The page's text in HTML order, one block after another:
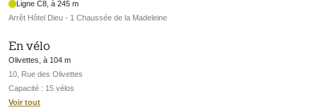
Ligne C8, à 245 m
Arrêt Hôtel Dieu - 1 Chaussée de la Madeleine
En vélo
Olivettes, à 104 m
10, Rue des Olivettes
Capacité : 15 vélos
Voir tout